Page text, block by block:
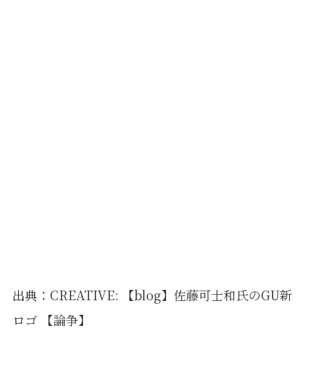
出典： CREATIVE: 【blog】佐藤可士和氏のGU新
ロゴ 【論争】